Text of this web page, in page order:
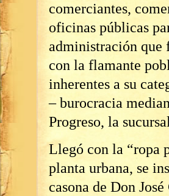
comerciantes,
oficinas públicas
administración que
con la flamante
inherentes a su
– burocracia
Progreso, la
Llegó con la “ropa
planta urbana, se
casona de Don